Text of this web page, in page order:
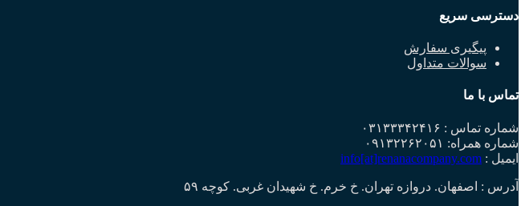
دسترسی سریع
پیگیری سفارش
سوالات متداول
تماس با ما
شماره تماس : ۰۳۱۳۳۳۴۲۴۱۶
شماره همراه: ۰۹۱۳۲۲۶۲۰۵۱
ایمیل : info[at]renanacompany.com
آدرس : اصفهان. دروازه تهران. خ خرم. خ شهیدان غربی. کوچه ۵۹